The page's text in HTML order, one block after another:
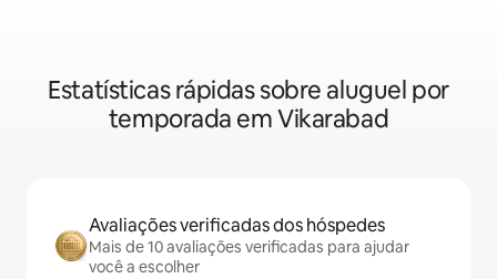
Estatísticas rápidas sobre aluguel por
temporada em Vikarabad
Avaliações verificadas dos hóspedes
Mais de 10 avaliações verificadas para ajudar
você a escolher